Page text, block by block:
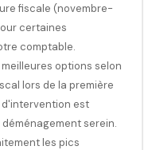
fiscale (novembre-
certaines
comptable.
options selon
lors de la première
est
serein.
les pics